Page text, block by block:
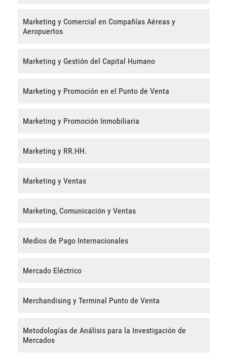
Marketing y Comercial en Compañías Aéreas y
Aeropuertos
Marketing y Gestión del Capital Humano
Marketing y Promoción en el Punto de Venta
Marketing y Promoción Inmobiliaria
Marketing y RR.HH.
Marketing y Ventas
Marketing, Comunicación y Ventas
Medios de Pago Internacionales
Mercado Eléctrico
Merchandising y Terminal Punto de Venta
Metodologías de Análisis para la Investigación de
Mercados